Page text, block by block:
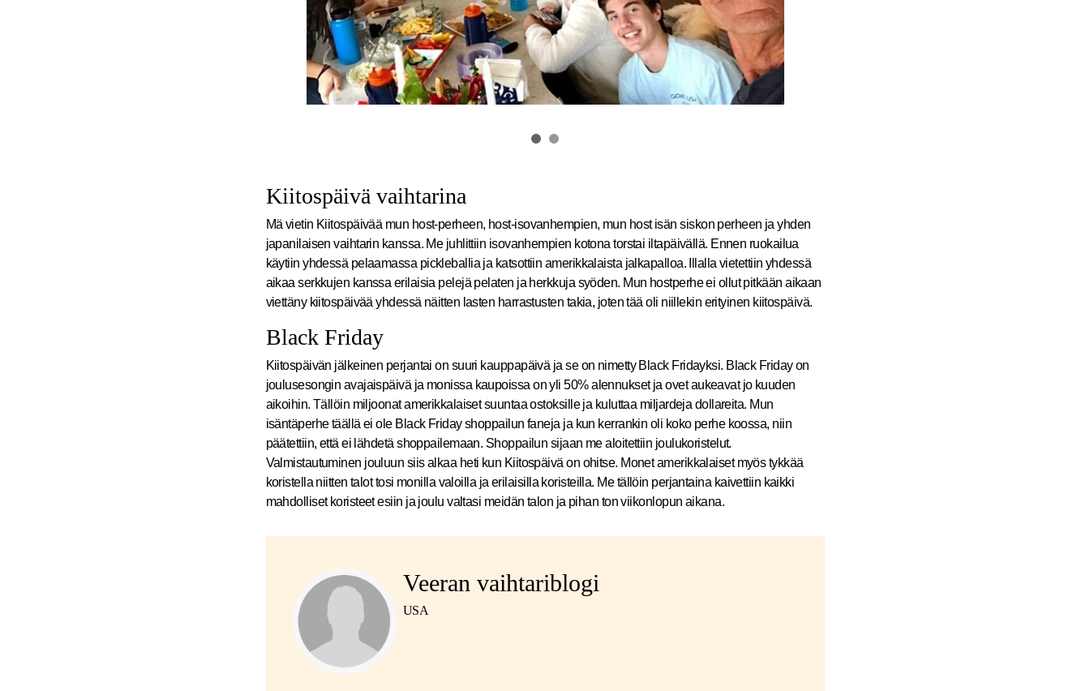
Kiitospäivä vaihtarina
Mä vietin Kiitospäivää mun host-perheen, host-isovanhempien, mun host isän siskon perheen ja yhden
japanilaisen vaihtarin kanssa. Me juhlittiin isovanhempien kotona torstai iltapäivällä. Ennen ruokailua
käytiin yhdessä pelaamassa pickleballia ja katsottiin amerikkalaista jalkapalloa. Illalla vietettiin yhdessä
aikaa serkkujen kanssa erilaisia pelejä pelaten ja herkkuja syöden. Mun hostperhe ei ollut pitkään aikaan
viettäny kiitospäivää yhdessä näitten lasten harrastusten takia, joten tää oli niillekin erityinen kiitospäivä.
Black Friday
Kiitospäivän jälkeinen perjantai on suuri kauppapäivä ja se on nimetty Black Fridayksi. Black Friday on
joulusesongin avajaispäivä ja monissa kaupoissa on yli 50% alennukset ja ovet aukeavat jo kuuden
aikoihin. Tällöin miljoonat amerikkalaiset suuntaa ostoksille ja kuluttaa miljardeja dollareita. Mun
isäntäperhe täällä ei ole Black Friday shoppailun faneja ja kun kerrankin oli koko perhe koossa, niin
päätettiin, että ei lähdetä shoppailemaan. Shoppailun sijaan me aloitettiin joulukoristelut.
Valmistautuminen jouluun siis alkaa heti kun Kiitospäivä on ohitse. Monet amerikkalaiset myös tykkää
koristella niitten talot tosi monilla valoilla ja erilaisilla koristeilla. Me tällöin perjantaina kaivettiin kaikki
mahdolliset koristeet esiin ja joulu valtasi meidän talon ja pihan ton viikonlopun aikana.
Veeran vaihtariblogi
USA